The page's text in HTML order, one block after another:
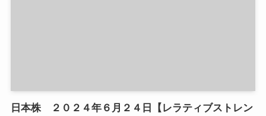
日本株 ２０２４年６月２４日【レラティブストレン